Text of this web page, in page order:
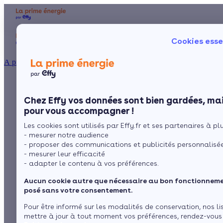
Cookies
Chez Effy vos données sont bien gardées,
pour vous accompagner !
Les cookies sont utilisés par Effy.fr et ses partenaires à
- mesurer notre audience
- proposer des communications et publicités
- mesurer leur efficacité
- adapter le contenu à vos préférences.
Aucun cookie autre que nécessaire au bon
posé sans votre consentement.
Pour être informé sur les modalités de conservation, nos
mettre à jour à tout moment vos préférences, rendez-
À propos
Le concept
Comment l'obtenir ?
Chauffage
Poêle à
Avis panneaux
photovoltaïques : ce
que pensent vraiment
les propriétaires
parClaire Dubas 10 min de lecture